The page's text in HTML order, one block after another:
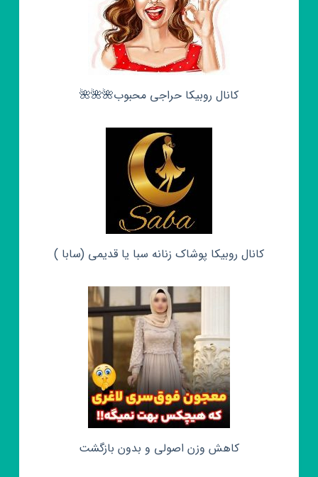
کانال روبیکا حراجی محبوب🌺🌺🌺
کانال روبیکا پوشاک زنانه سبا یا قدیمی (سابا )
کاهش وزن اصولی و بدون بازگشت